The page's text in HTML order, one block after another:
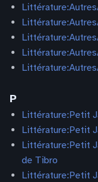
P
Littérature:Petit
Littérature:Petit
Littérature:Petit
de Tibro
Littérature:Petit